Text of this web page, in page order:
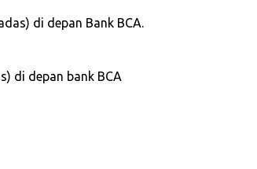
di depan Bank BCA.
di depan bank BCA